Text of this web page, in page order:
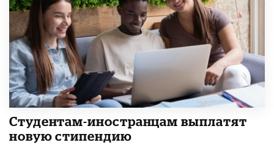
Студентам-иностранцам выплатят
новую стипендию